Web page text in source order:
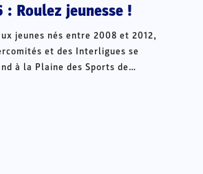
: Roulez jeunesse !
jeunes nés entre 2008 et 2012,
et des Interligues se
à la Plaine des Sports de